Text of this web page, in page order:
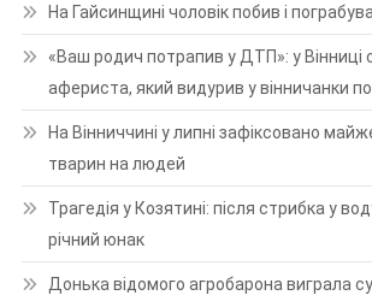
На Гайсинщині чоловік побив і
«Ваш родич потрапив у ДТП»: у Вінниці
афериста, який видурив у вінничанки
На Вінниччині у липні зафіксовано
тварин на людей
Трагедія у Козятині: після стрибка у
річний юнак
Донька відомого агробарона виграла